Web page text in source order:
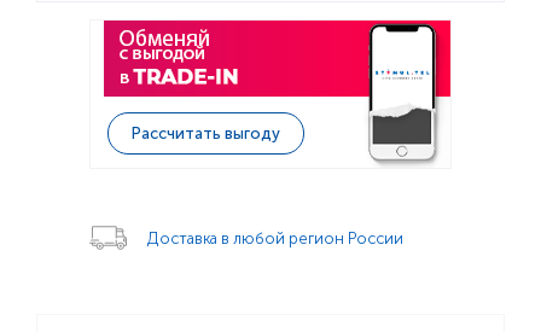
Рассчитать выгоду
Доставка в любой регион России